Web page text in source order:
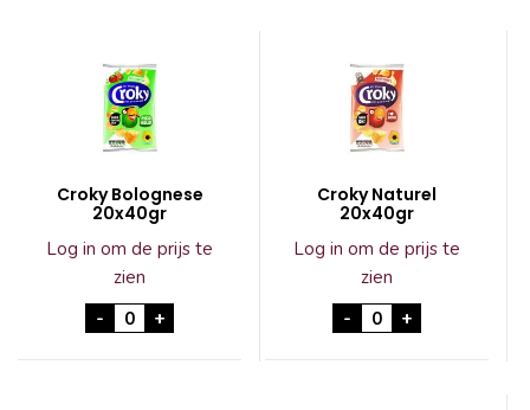
Croky Bolognese
20x40gr
Log in om de prijs te
zien
- Croky Bolognese 20x40gr aantal
+
Croky Naturel
20x40gr
Log in om de prijs te
zien
- Croky Naturel
+